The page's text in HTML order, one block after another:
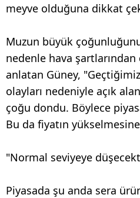
meyve olduğuna dikkat
Muzun büyük
nedenle hava
anlatan Güney,
olayları nedeniyle açık
çoğu dondu. Böylece
Bu da fiyatın
"Normal seviyeye
Piyasada şu anda sera